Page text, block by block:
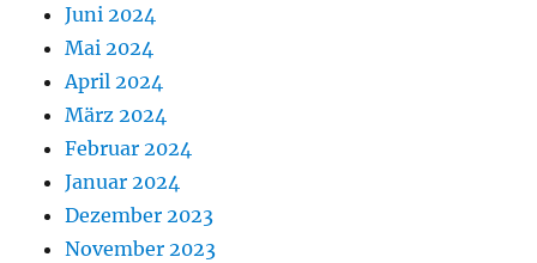
Juni 2024
Mai 2024
April 2024
März 2024
Februar 2024
Januar 2024
Dezember 2023
November 2023